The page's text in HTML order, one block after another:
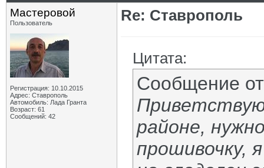
Мастеровой
Пользователь
Регистрация: 10.10.2015
Адрес: Ставрополь
Автомобиль: Лада Гранта
Возраст: 61
Сообщений: 42
Re: Ставрополь
Цитата:
Сообщение
районе,
прошивочку,